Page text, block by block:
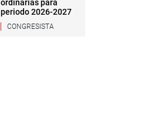
ordinarias para
periodo 2026-2027
CONGRESISTA